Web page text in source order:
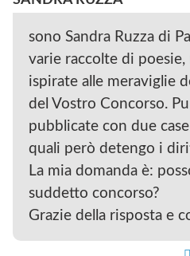
sono Sandra Ruzza di
varie raccolte di poesie,
ispirate alle meraviglie
del Vostro Concorso.
pubblicate con due
quali però detengo i
La mia domanda è:
suddetto concorso?
Grazie della risposta e